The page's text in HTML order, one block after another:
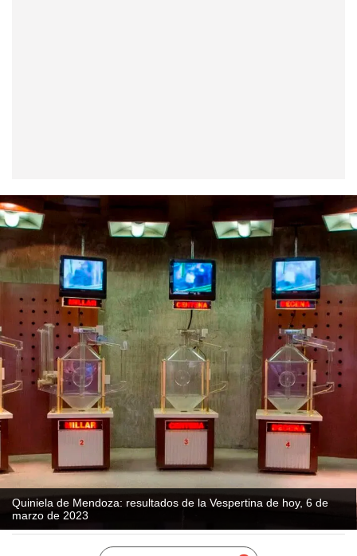
Quiniela de Mendoza: resultados de la Vespertina de hoy, 6 de
marzo de 2023